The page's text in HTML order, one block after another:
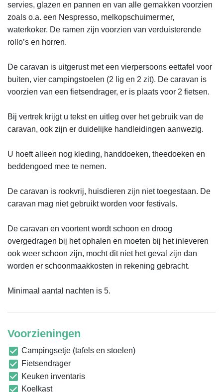
servies, glazen en pannen en van alle gemakken voorzien
zoals o.a. een Nespresso, melkopschuimermer,
waterkoker. De ramen zijn voorzien van verduisterende
rollo’s en horren.
De caravan is uitgerust met een vierpersoons eettafel voor
buiten, vier campingstoelen (2 lig en 2 zit). De caravan is
voorzien van een fietsendrager, er is plaats voor 2 fietsen.
Bij vertrek krijgt u tekst en uitleg over het gebruik van de
caravan, ook zijn er duidelijke handleidingen aanwezig.
U hoeft alleen nog kleding, handdoeken, theedoeken en
beddengoed mee te nemen.
De caravan is rookvrij, huisdieren zijn niet toegestaan. De
caravan mag niet gebruikt worden voor festivals.
De caravan en voortent wordt schoon en droog
overgedragen bij het ophalen en moeten bij het inleveren
ook weer schoon zijn, mocht dit niet het geval zijn dan
worden er schoonmaakkosten in rekening gebracht.
Minimaal aantal nachten is 5.
Voorzieningen
Campingsetje (tafels en stoelen)
Fietsendrager
Keuken inventaris
Koelkast